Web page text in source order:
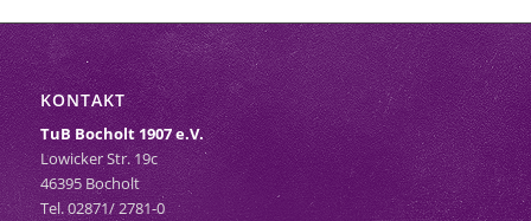
KONTAKT
TuB Bocholt 1907 e.V.
Lowicker Str. 19c
46395 Bocholt
Tel. 02871/ 2781-0